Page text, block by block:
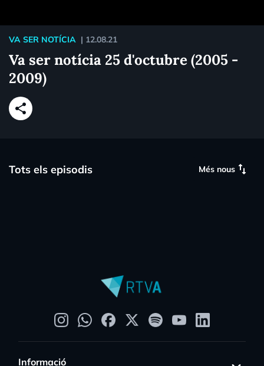
VA SER NOTÍCIA | 12.08.21
Va ser notícia 25 d'octubre (2005 -
2009)
share
Tots els episodis Més nous swap_vert
Informació